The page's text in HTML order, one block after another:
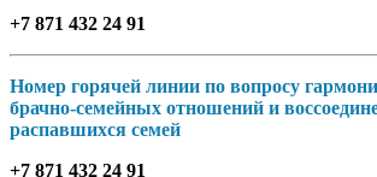
+7 871 432 24 91
Номер горячей линии по вопросу
брачно-семейных отношений и
распавшихся семей
+7 871 432 24 91